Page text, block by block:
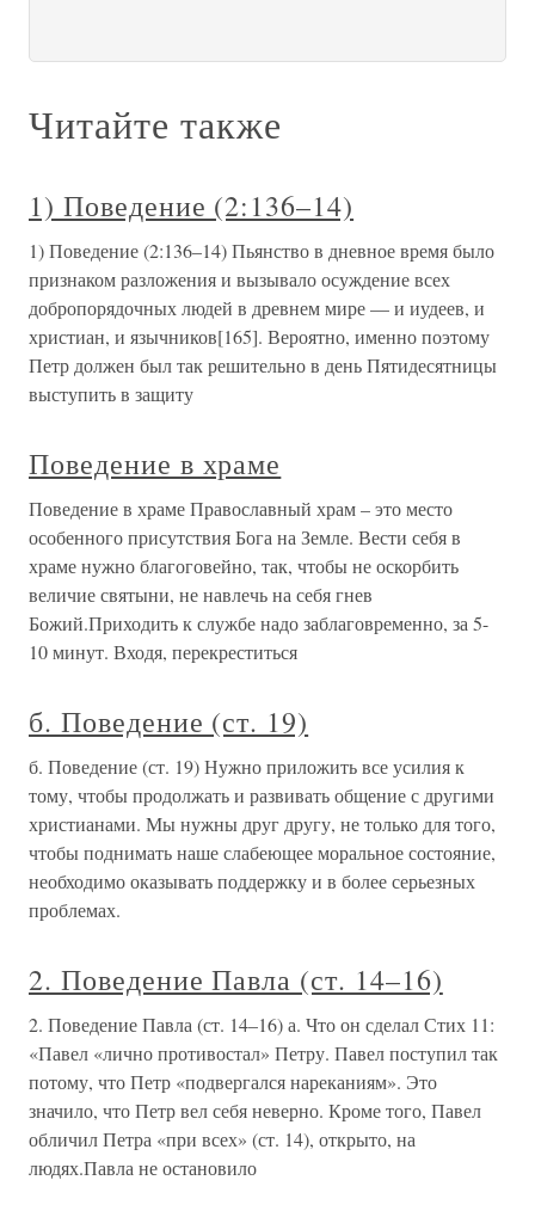
Читайте также
1) Поведение (2:136–14)
1) Поведение (2:136–14) Пьянство в дневное время было
признаком разложения и вызывало осуждение всех
добропорядочных людей в древнем мире — и иудеев, и
христиан, и язычников[165]. Вероятно, именно поэтому
Петр должен был так решительно в день Пятидесятницы
выступить в защиту
Поведение в храме
Поведение в храме Православный храм – это место
особенного присутствия Бога на Земле. Вести себя в
храме нужно благоговейно, так, чтобы не оскорбить
величие святыни, не навлечь на себя гнев
Божий.Приходить к службе надо заблаговременно, за 5-
10 минут. Входя, перекреститься
б. Поведение (ст. 19)
б. Поведение (ст. 19) Нужно приложить все усилия к
тому, чтобы продолжать и развивать общение с другими
христианами. Мы нужны друг другу, не только для того,
чтобы поднимать наше слабеющее моральное состояние,
необходимо оказывать поддержку и в более серьезных
проблемах.
2. Поведение Павла (ст. 14–16)
2. Поведение Павла (ст. 14–16) а. Что он сделал Стих 11:
«Павел «лично противостал» Петру. Павел поступил так
потому, что Петр «подвергался нареканиям». Это
значило, что Петр вел себя неверно. Кроме того, Павел
обличил Петра «при всех» (ст. 14), открыто, на
людях.Павла не остановило